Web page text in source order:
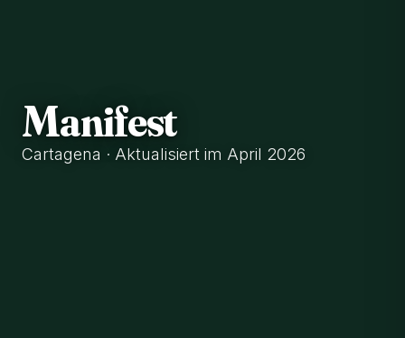
Manifest
Cartagena · Aktualisiert im April 2026